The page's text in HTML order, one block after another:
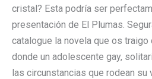
cristal? Esta podría ser
presentación de El Plumas.
catalogue la novela que os traigo
donde un adolescente gay,
las circunstancias que rodean su